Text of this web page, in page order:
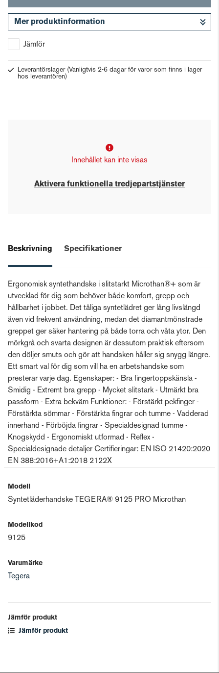
Mer produktinformation
Jämför
Leverantörslager (Vanligtvis 2-6 dagar för varor som finns i lager
hos leverantören)
Innehållet kan inte visas
Aktivera funktionella tredjepartstjänster
Beskrivning Specifikationer
Ergonomisk syntethandske i slitstarkt Microthan®+ som är
utvecklad för dig som behöver både komfort, grepp och
hållbarhet i jobbet. Det tåliga syntetlädret ger lång livslängd
även vid frekvent användning, medan det diamantmönstrade
greppet ger säker hantering på både torra och våta ytor. Den
mörkgrå och svarta designen är dessutom praktisk eftersom
den döljer smuts och gör att handsken håller sig snygg längre.
Ett smart val för dig som vill ha en arbetshandske som
presterar varje dag. Egenskaper: - Bra fingertoppskänsla -
Smidig - Extremt bra grepp - Mycket slitstark - Utmärkt bra
passform - Extra bekväm Funktioner: - Förstärkt pekfinger -
Förstärkta sömmar - Förstärkta fingrar och tumme - Vadderad
innerhand - Förböjda fingrar - Specialdesignad tumme -
Knogskydd - Ergonomiskt utformad - Reflex -
Specialdesignade detaljer Certifieringar: EN ISO 21420:2020
EN 388:2016+A1:2018 2122X
Modell
Syntetläderhandske TEGERA® 9125 PRO Microthan
Modellkod
9125
Varumärke
Tegera
Jämför produkt
Jämför produkt